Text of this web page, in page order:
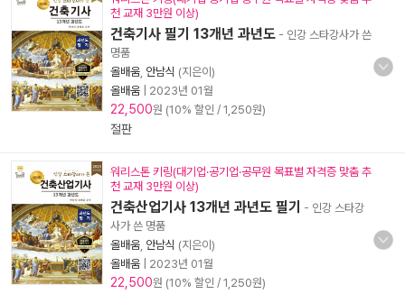
천 교재 3만원 이상)
건축기사 필기 13개년 과년도 - 인강 스타강사가 쓴
명품
올배움 안남식 (지은이)
올배움
2023년 01월
22,500원 (10% 할인 / 1,250원)
절판
워리스톤 키링(대기업·공기업·공무원 목표별 자격증 맞춤 추
천 교재 3만원 이상)
건축산업기사 13개년 과년도 필기
- 인강 스타강
사가 쓴 명품
올배움 안남식 (지은이)
올배움
2023년 01월
22,500원 (10% 할인 / 1,250원)